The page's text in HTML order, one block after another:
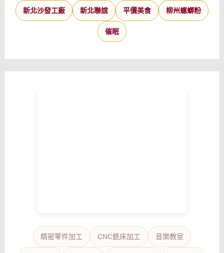
新北沙發工廠 新北聯誼 平價美食 柳州螺螄粉
催眠
精密零件加工 CNC銑床加工 音樂教室